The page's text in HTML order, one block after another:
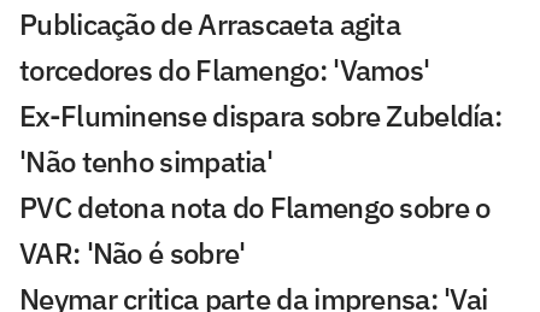
Publicação de Arrascaeta agita
torcedores do Flamengo: 'Vamos'
Ex-Fluminense dispara sobre Zubeldía:
'Não tenho simpatia'
PVC detona nota do Flamengo sobre o
VAR: 'Não é sobre'
Neymar critica parte da imprensa: 'Vai